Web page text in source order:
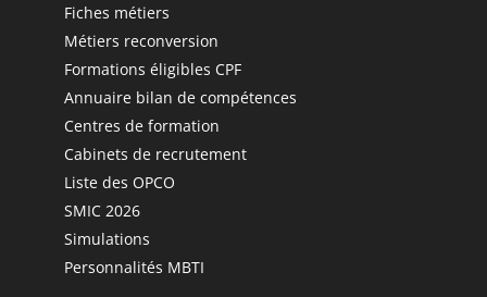
Fiches métiers
Métiers reconversion
Formations éligibles CPF
Annuaire bilan de compétences
Centres de formation
Cabinets de recrutement
Liste des OPCO
SMIC 2026
Simulations
Personnalités MBTI